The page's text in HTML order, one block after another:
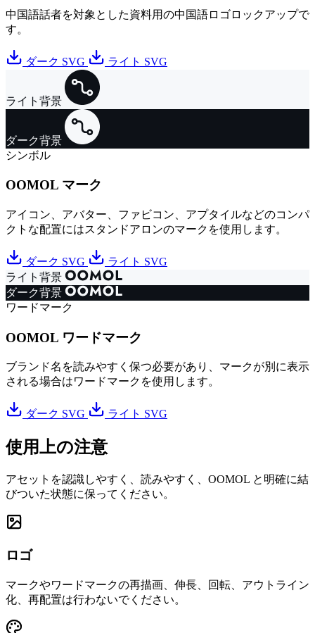
中国語話者を対象とした資料用の中国語ロゴロックアップで
す。
ダーク SVG ライト SVG
ライト背景
ダーク背景
シンボル
OOMOL マーク
アイコン、アバター、ファビコン、アプタイルなどのコンパ
クトな配置にはスタンドアロンのマークを使用します。
ダーク SVG
ライト SVG
ライト背景
ダーク背景
ワードマーク
OOMOL ワードマーク
ブランド名を読みやすく保つ必要があり、マークが別に表示
される場合はワードマークを使用します。
ダーク SVG ライト SVG
使用上の注意
アセットを認識しやすく、読みやすく、OOMOL と明確に結
びついた状態に保ってください。
ロゴ
マークやワードマークの再描画、伸長、回転、アウトライン
化、再配置は行わないでください。